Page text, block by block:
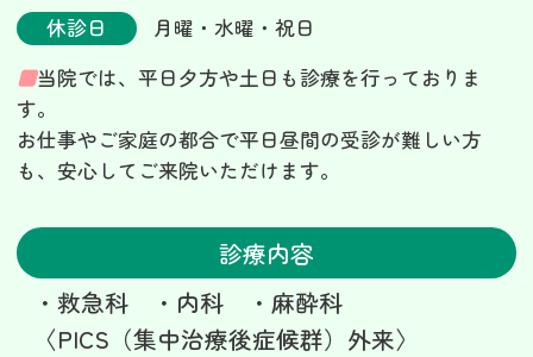
休診日
月曜・水曜・祝日
■当院では、平日夕方や土日も診療を行っておりま
す。
お仕事やご家庭の都合で平日昼間の受診が難しい方
も、 安心してご来院いただけます。
診療内容
・救急科 ・内科 ・麻酔科
〈PICS（集中治療後症候群）外来〉